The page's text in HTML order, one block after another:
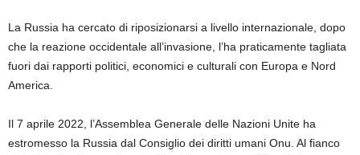
La Russia ha cercato di riposizionarsi a livello internazionale, dopo
che la reazione occidentale all’invasione, l’ha praticamente tagliata
fuori dai rapporti politici, economici e culturali con Europa e Nord
America.
Il 7 aprile 2022
l’Assemblea Generale delle Nazioni Unite ha
estromesso la Russia dal Consiglio dei diritti umani Onu . Al fianco